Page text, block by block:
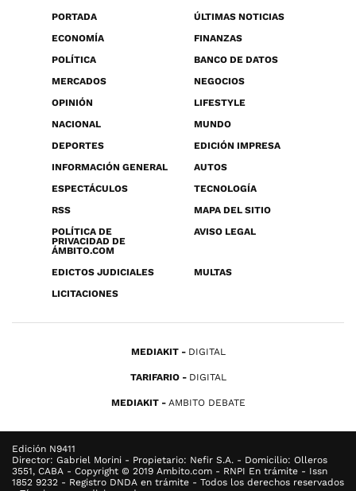
PORTADA
ÚLTIMAS NOTICIAS
ECONOMÍA
FINANZAS
POLÍTICA
BANCO DE DATOS
MERCADOS
NEGOCIOS
OPINIÓN
LIFESTYLE
NACIONAL
MUNDO
DEPORTES
EDICIÓN IMPRESA
INFORMACIÓN GENERAL
AUTOS
ESPECTÁCULOS
TECNOLOGÍA
RSS
MAPA DEL SITIO
POLÍTICA DE
PRIVACIDAD DE
ÁMBITO.COM
AVISO LEGAL
EDICTOS JUDICIALES
MULTAS
LICITACIONES
MEDIAKIT DIGITAL
TARIFARIO DIGITAL
MEDIAKIT AMBITO DEBATE
Edición N9411
Director: Gabriel Morini - Propietario: Nefir S.A. - Domicilio: Olleros
3551, CABA - Copyright © 2019 Ambito.com - RNPI En trámite - Issn
1852 9232 - Registro DNDA en trámite - Todos los derechos reservados